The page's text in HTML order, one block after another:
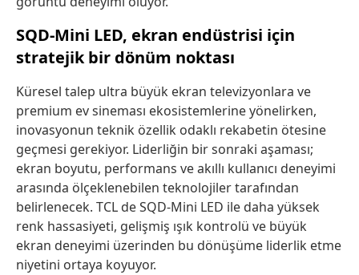
SQD-Mini LED, ekran endüstrisi için
stratejik bir dönüm noktası
Küresel talep ultra büyük ekran televizyonlara ve
premium ev sineması ekosistemlerine yönelirken,
inovasyonun teknik özellik odaklı rekabetin ötesine
geçmesi gerekiyor. Liderliğin bir sonraki aşaması;
ekran boyutu, performans ve akıllı kullanıcı deneyimi
arasında ölçeklenebilen teknolojiler tarafından
belirlenecek. TCL deSQD-Mini LED ile daha yüksek
renk hassasiyeti, gelişmiş ışık kontrolü ve büyük
ekran deneyimi üzerinden bu dönüşüme liderlik etme
niyetini ortaya koyuyor.